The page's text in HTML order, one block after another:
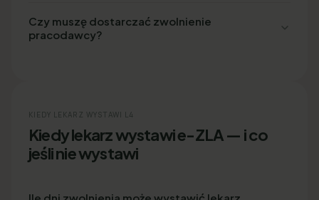
Czy muszę dostarczać zwolnienie
pracodawcy?
KIEDY LEKARZ WYSTAWI L4
Kiedy lekarz wystawi e-ZLA — i co
jeśli nie wystawi